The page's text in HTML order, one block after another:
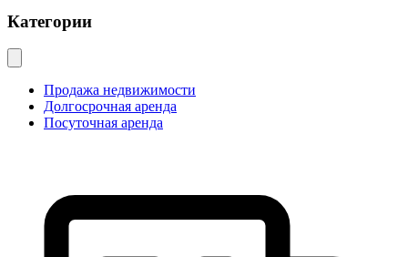
Категории
Продажа недвижимости
Долгосрочная аренда
Посуточная аренда